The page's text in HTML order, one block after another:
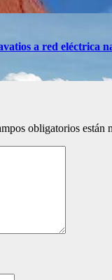
a red eléctrica
obligatorios están